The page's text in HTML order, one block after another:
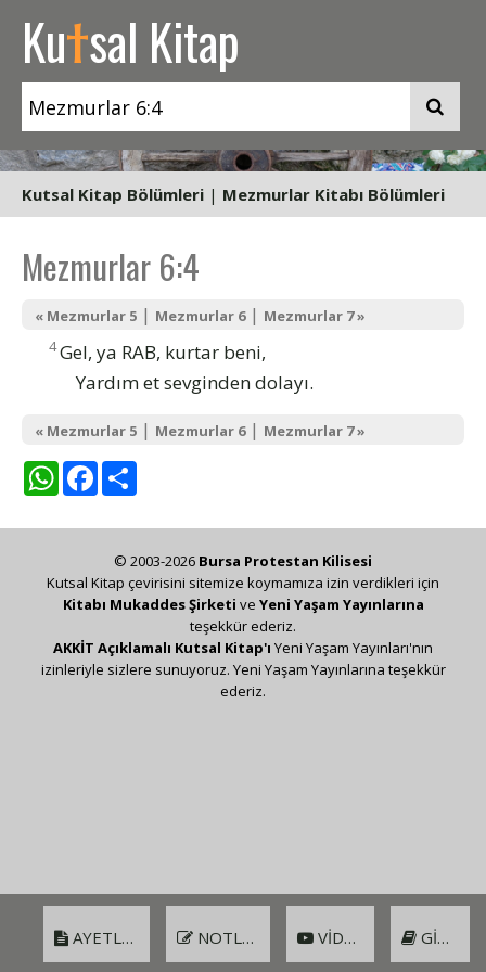
Kutsal Kitap
Kutsal Kitap Bölümleri | Mezmurlar Kitabı Bölümleri
Mezmurlar 6:4
« Mezmurlar 5 | Mezmurlar 6| Mezmurlar 7 »
4Gel, ya RAB, kurtar beni,
Yardım et sevginden dolayı.
« Mezmurlar 5 | Mezmurlar 6| Mezmurlar 7 »
WhatsAppFacebook
AYETLER NOTLAR VIDEO GIRIŞ
© 2003-2026 Bursa Protestan Kilisesi
Kutsal Kitap çevirisini sitemize koymamıza izin verdikleri için
Kitabı Mukaddes Şirketi ve Yeni Yaşam Yayınlarına
teşekkür ederiz.
AKKİT Açıklamalı Kutsal Kitap'ı Yeni Yaşam Yayınları'nın
izinleriyle sizlere sunuyoruz. Yeni Yaşam Yayınlarına teşekkür
ederiz.